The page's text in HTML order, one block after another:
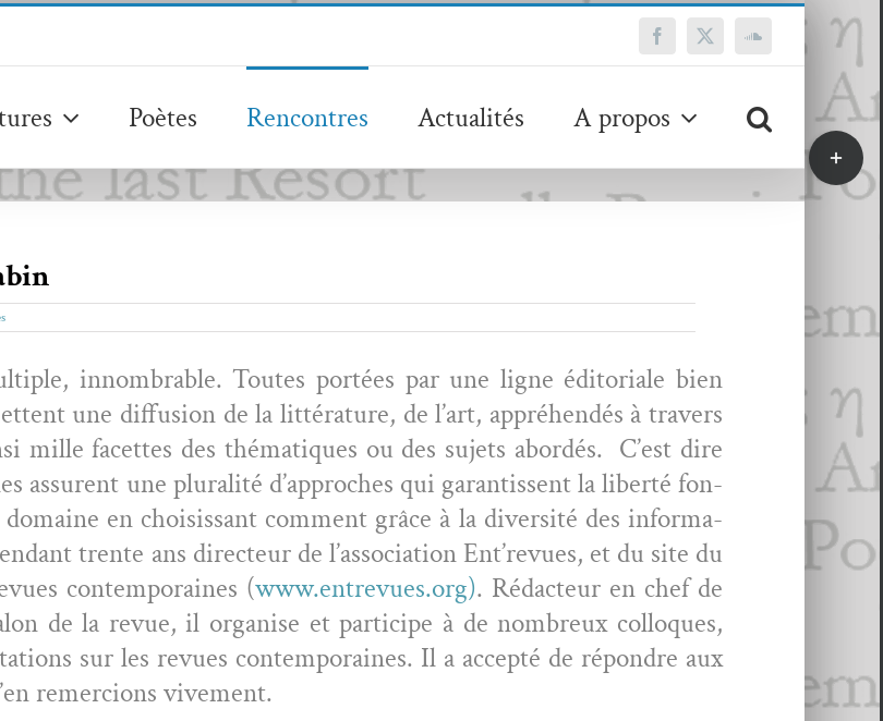
Facebook
X SoundCloud
Poètes Rencontres Actualités A propos
innom­brable. Toutes portées par une ligne édi­to­ri­ale bien
une dif­fu­sion de la lit­téra­ture, de l’art, appréhendés à tra­vers
mille facettes des thé­ma­tiques ou des sujets abor­dés. C’est dire
assurent une plu­ral­ité d’ap­proches qui garan­tis­sent la lib­erté fon­
en choi­sis­sant com­ment grâce à la diver­sité des infor­ma­
trente ans directeur de l’as­so­ci­a­tion Ent’re­vues, et du site du
con­tem­po­raines (www.entrevues.org). Rédac­teur en chef de
de la revue, il organ­ise et par­ticipe à de nom­breux col­lo­ques,
sur les revues con­tem­po­raines. Il a accep­té de répon­dre aux
remer­cions vivement.
Bascule
de
la
barre